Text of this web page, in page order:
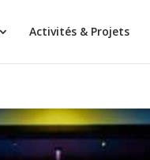
Activités & Projets